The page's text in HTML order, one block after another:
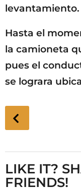
levantamiento.
Hasta el
la camioneta
pues el
se lograra
P
o
P
a
LIKE IT?
FRIENDS!